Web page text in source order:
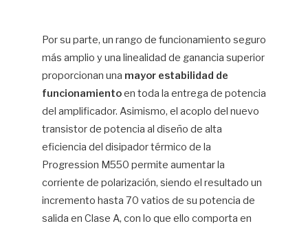
Por su parte, un rango de funcionamiento seguro
más amplio y una linealidad de ganancia superior
proporcionan una mayor estabilidad de
funcionamientoen toda la entrega de potencia
del amplificador. Asimismo, el acoplo del nuevo
transistor de potencia al diseño de alta
eficiencia del disipador térmico de la
Progression M550 permite aumentar la
corriente de polarización, siendo el resultado un
incremento hasta 70 vatios de su potencia de
salida en Clase A, con lo que ello comporta en